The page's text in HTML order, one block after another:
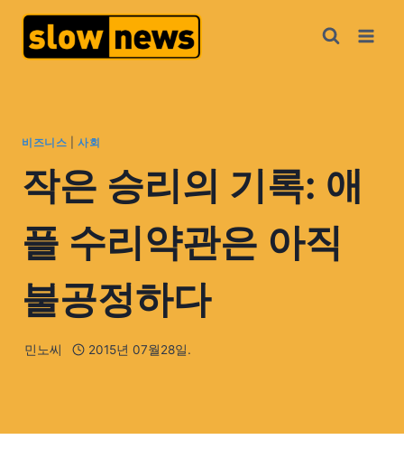
비즈니스 |사회
작은 승리의 기록: 애
플 수리약관은 아직
불공정하다
민노씨 2015년 07월28일.